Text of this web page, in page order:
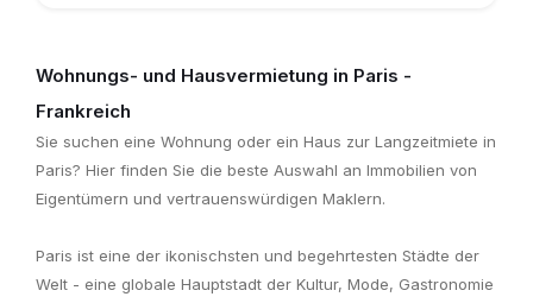
Wohnungs- und Hausvermietung in Paris -
Frankreich
Sie suchen eine Wohnung oder ein Haus zur Langzeitmiete in
Paris? Hier finden Sie die beste Auswahl an Immobilien von
Eigentümern und vertrauenswürdigen Maklern.
Paris ist eine der ikonischsten und begehrtesten Städte der
Welt - eine globale Hauptstadt der Kultur, Mode, Gastronomie